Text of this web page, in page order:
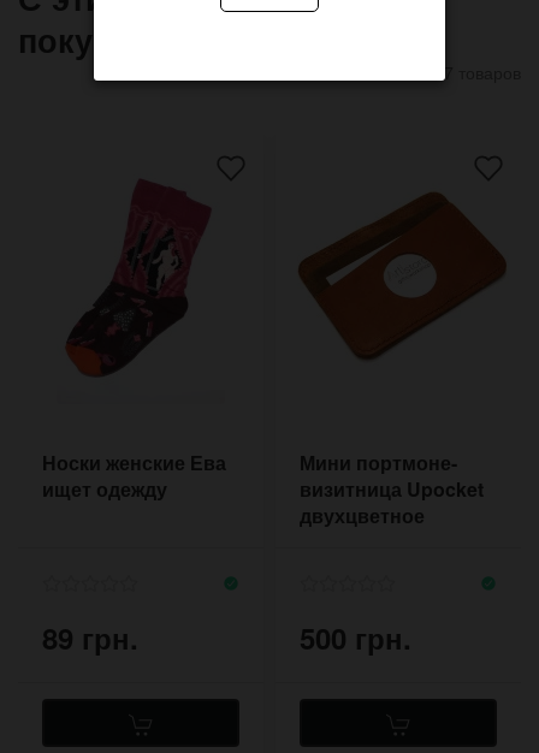
покупают
7 товаров
Носки женские Ева
ищет одежду
89 грн.
Мини портмоне-
визитница Upocket
двухцветное
500 грн.